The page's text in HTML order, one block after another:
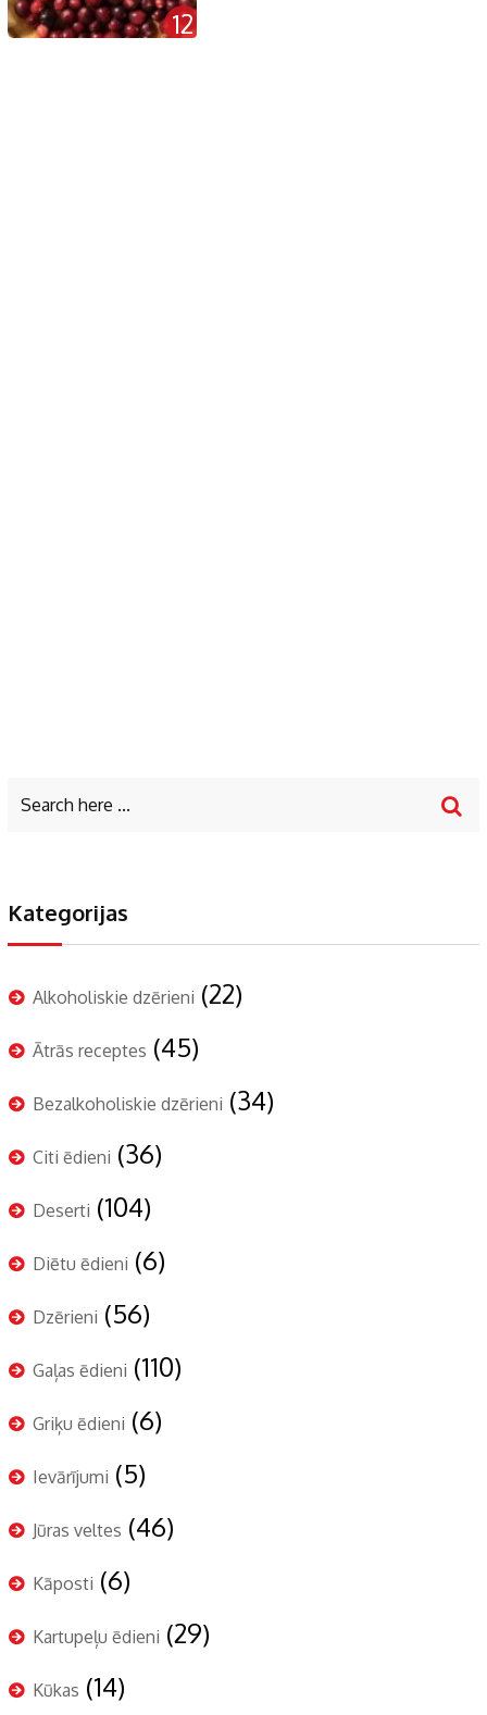
12
Kategorijas
Alkoholiskie dzērieni (22)
Ātrās receptes (45)
Bezalkoholiskie dzērieni (34)
Citi ēdieni (36)
Deserti (104)
Diētu ēdieni (6)
Dzērieni (56)
Gaļas ēdieni (110)
Griķu ēdieni (6)
Ievārījumi (5)
Jūras veltes (46)
Kāposti (6)
Kartupeļu ēdieni (29)
Kūkas (14)